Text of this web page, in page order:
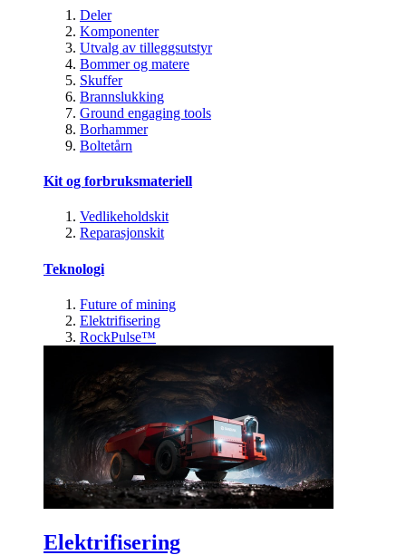
Deler
Komponenter
Utvalg av tilleggsutstyr
Bommer og matere
Skuffer
Brannslukking
Ground engaging tools
Borhammer
Boltetårn
Kit og forbruksmateriell
Vedlikeholdskit
Reparasjonskit
Teknologi
Future of mining
Elektrifisering
RockPulse™
Elektrifisering